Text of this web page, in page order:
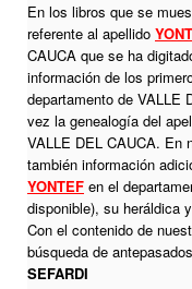
En los libros que se
referente al apellido
CAUCA que se ha
información de los
departamento de VALLE
vez la genealogía del
VALLE DEL CAUCA. En
también información
YONTEF en el
disponible), su heráldica
Con el contenido de
búsqueda de
SEFARDI